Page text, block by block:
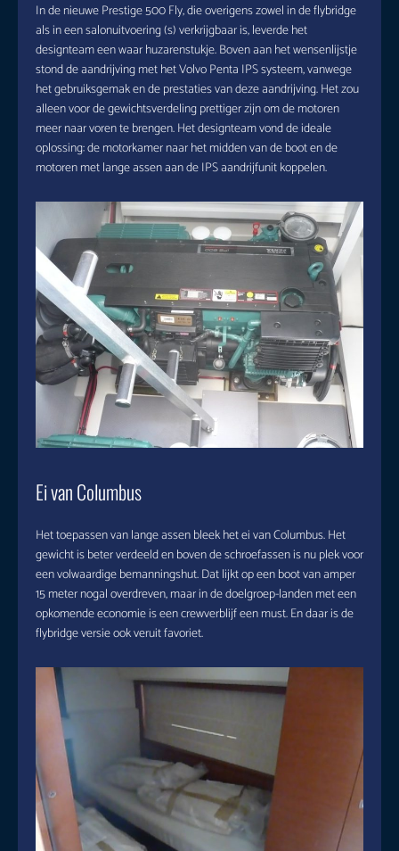
In de nieuwe Prestige 500 Fly, die overigens zowel in de flybridge
als in een salonuitvoering (s) verkrijgbaar is, leverde het
designteam een waar huzarenstukje. Boven aan het wensenlijstje
stond de aandrijving met het Volvo Penta IPS systeem, vanwege
het gebruiksgemak en de prestaties van deze aandrijving. Het zou
alleen voor de gewichtsverdeling prettiger zijn om de motoren
meer naar voren te brengen. Het designteam vond de ideale
oplossing: de motorkamer naar het midden van de boot en de
motoren met lange assen aan de IPS aandrijfunit koppelen.
Ei van Columbus
Het toepassen van lange assen bleek het ei van Columbus. Het
gewicht is beter verdeeld en boven de schroefassen is nu plek voor
een volwaardige bemanningshut. Dat lijkt op een boot van amper
15 meter nogal overdreven, maar in de doelgroep-landen met een
opkomende economie is een crewverblijf een must. En daar is de
flybridge versie ook veruit favoriet.